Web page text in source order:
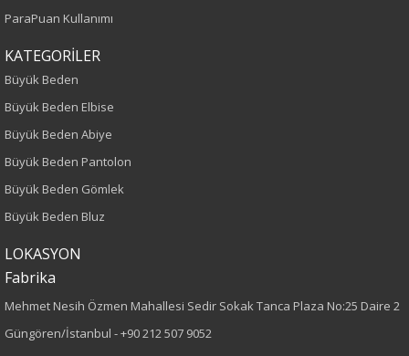
Yaş Grubu
Yetişkin
Büyük Beden
80
Kumaş Tipi
Dokuma
Desen
ParaPuan Kullanımı
KATEGORİLER
Büyük Beden
Büyük Beden Elbise
Büyük Beden Abiye
Büyük Beden Pantolon
Büyük Beden Gömlek
Büyük Beden Bluz
LOKASYON
Fabrika
Mehmet Nesih Özmen Mahallesi Sedir Sokak Tanca Plaza No:25 Daire 2
Güngören/İstanbul -+90 212 507 9052